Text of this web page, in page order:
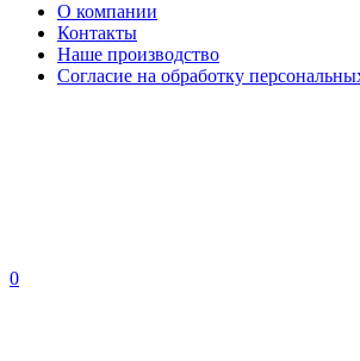
О компании
Контакты
Наше производство
Согласие на обработку
0